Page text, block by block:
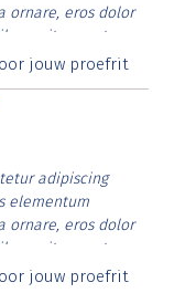
ornare, eros dolor
vitae erat.
id rutrum lorem
jouw proefrit
adipiscing
elementum
ornare, eros dolor
vitae erat.
id rutrum lorem
jouw proefrit